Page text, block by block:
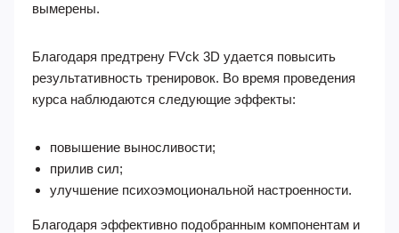
вымерены.
Благодаря предтрену FVck 3D удается повысить
результативность тренировок. Во время проведения
курса наблюдаются следующие эффекты:
повышение выносливости;
прилив сил;
улучшение психоэмоциональной настроенности.
Благодаря эффективно подобранным компонентам и